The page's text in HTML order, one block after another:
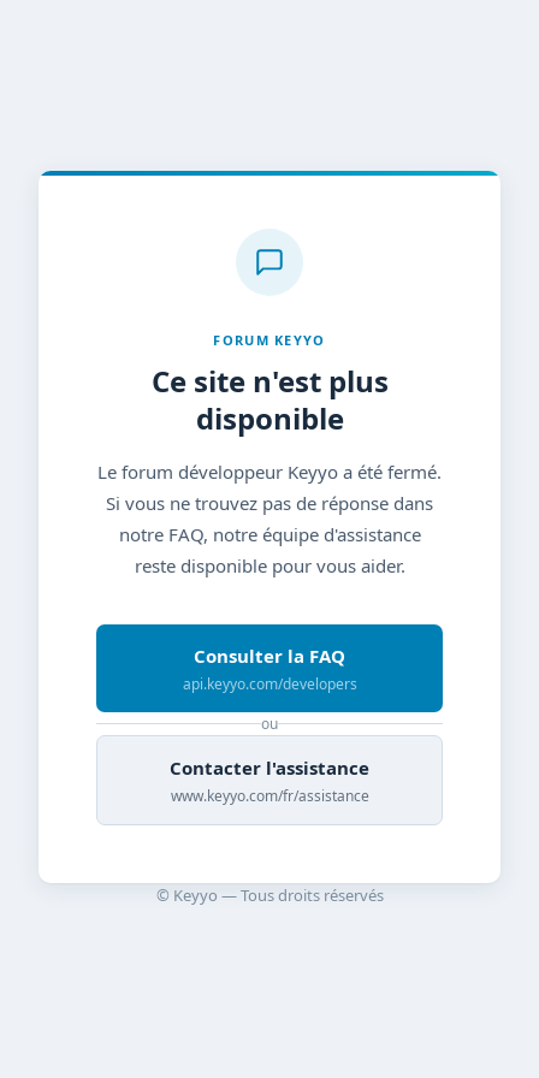
FORUM KEYYO
Ce site n'est plus
disponible
Le forum développeur Keyyo a été fermé.
Si vous ne trouvez pas de réponse dans
notre FAQ, notre équipe d'assistance
reste disponible pour vous aider.
Consulter la FAQ
api.keyyo.com/developers
ou
Contacter l'assistance
www.keyyo.com/fr/assistance
© Keyyo — Tous droits réservés